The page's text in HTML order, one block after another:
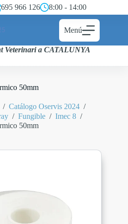
695 966 126 8:00 - 14:00
Menú
Veterinari a CATALUNYA
50mm
/ Catálogo Oservis 2024 /
/ Fungible / Imec 8 /
50mm